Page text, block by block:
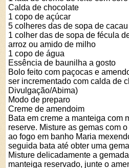
Calda de chocolate
1 copo de açúcar
5 colheres das de sopa de
1 colher das de sopa de fécula
arroz ou amido de milho
1 copo de água
Essência de baunilha a gosto
Bolo feito com paçocas e
ser incrementado com calda de
Divulgação/Abima)
Modo de preparo
Creme de amendoim
Bata em creme a manteiga com
reserve. Misture as gemas com
ao fogo em banho Maria
seguida bata até obter uma
Misture delicadamente a
manteiga reservado, junte o